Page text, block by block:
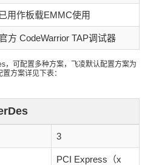
用作板载EMMC使用
方 CodeWarrior TAP调试器
，可配置多种方案，飞凌默认配置方案为
方案详见下表：
3
PCI Express（x